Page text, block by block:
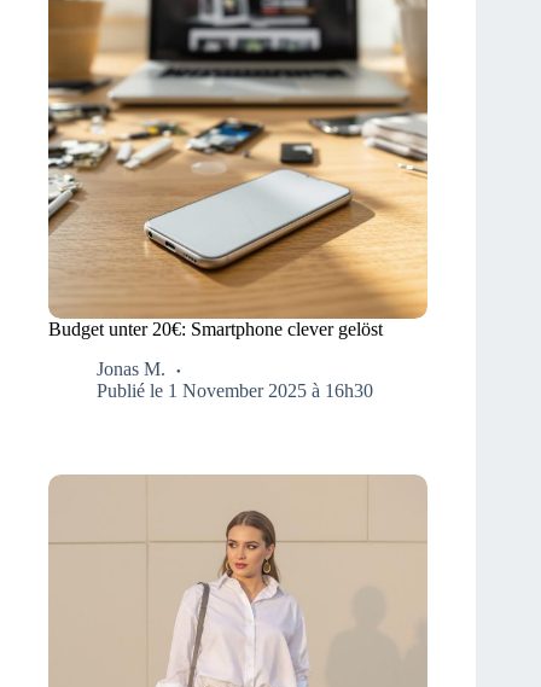
Budget unter 20€: Smartphone clever gelöst
Jonas M.
Publié le 1 November 2025 à 16h30